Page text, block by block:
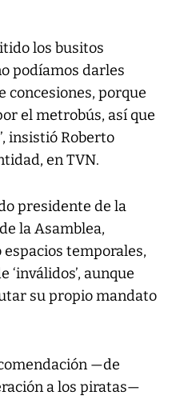
los busitos
podíamos darles
concesiones, porque
el metrobús, así que
insistió Roberto
en TVN.
presidente de la
la Asamblea,
temporales,
‘inválidos’, aunque
su propio mandato
—de
a los piratas—